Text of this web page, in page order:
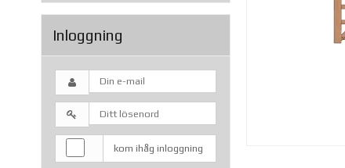
Inloggning
kom ihåg inloggning